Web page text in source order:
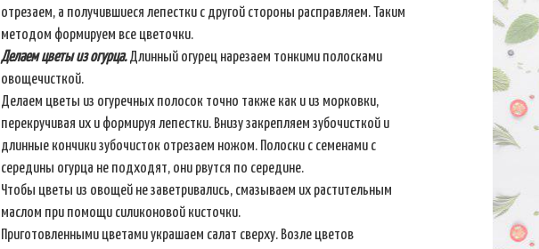
отрезаем, а получившиеся лепестки с другой стороны расправляем. Таким
методом формируем все цветочки.
Делаем цветы из огурца.Длинный огурец нарезаем тонкими полосками
овощечисткой.
Делаем цветы из огуречных полосок точно также как и из морковки,
перекручивая их и формируя лепестки. Внизу закрепляем зубочисткой и
длинные кончики зубочисток отрезаем ножом. Полоски с семенами с
середины огурца не подходят, они рвутся по середине.
Чтобы цветы из овощей не заветривались, смазываем их растительным
маслом при помощи силиконовой кисточки.
Приготовленными цветами украшаем салат сверху. Возле цветов